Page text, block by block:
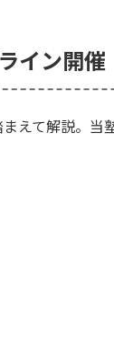
イン開催
えて解説。当